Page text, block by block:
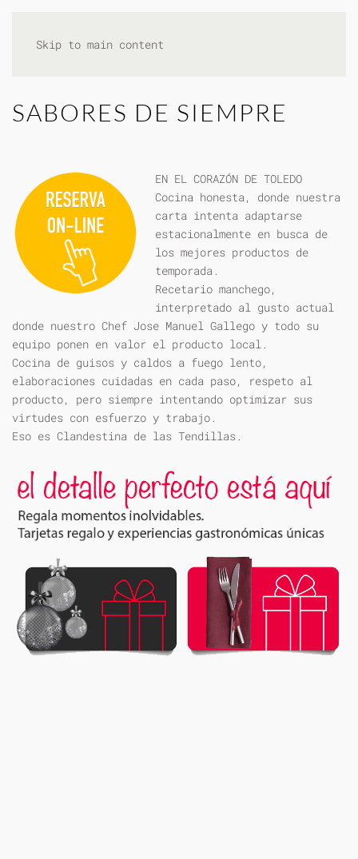
Skip to main content
SABORES DE SIEMPRE
EN EL CORAZÓN DE TOLEDO
Cocina honesta, donde nuestra
carta intenta adaptarse
estacionalmente en busca de
los mejores productos de
temporada.
Recetario manchego,
interpretado al gusto actual
donde nuestro Chef Jose Manuel Gallego y todo su
equipo ponen en valor el producto local.
Cocina de guisos y caldos a fuego lento,
elaboraciones cuidadas en cada paso, respeto al
producto, pero siempre intentando optimizar sus
virtudes con esfuerzo y trabajo.
Eso es Clandestina de las Tendillas.